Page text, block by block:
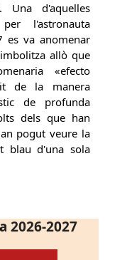
Una d'aquelles
l'astronauta
es va anomenar
allò que
«efecto
de la manera
de profunda
dels que han
pogut veure la
blau d'una sola
2026-2027